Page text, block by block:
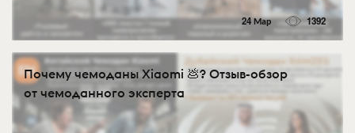
24 Мар 1392
Почему чемоданы Xiaomi 💩? Отзыв-обзор
от чемоданного эксперта